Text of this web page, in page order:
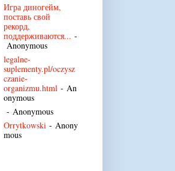
Игра диногейм,
поставь свой
рекорд,
поддерживаются... -
Anonymous
legalne-
suplementy.pl/oczysz
czanie-
organizmu.html - An
onymous
- Anonymous
Orrytkowski - Anony
mous